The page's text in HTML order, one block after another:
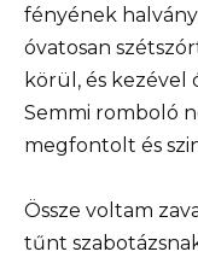
fényének
óvatosan
körül, és kezével
Semmi romboló
megfontolt és
Össze voltam
tűnt